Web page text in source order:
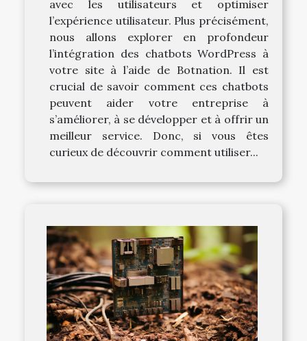
avec les utilisateurs et optimiser
l’expérience utilisateur. Plus précisément,
nous allons explorer en profondeur
l’intégration des chatbots WordPress à
votre site à l’aide de Botnation. Il est
crucial de savoir comment ces chatbots
peuvent aider votre entreprise à
s’améliorer, à se développer et à offrir un
meilleur service. Donc, si vous êtes
curieux de découvrir comment utiliser...